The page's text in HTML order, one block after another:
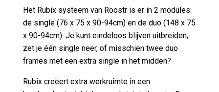
de single (76 x 75 x 90-94cm) en de duo (148 x 75
x 90-94cm). Je kunt eindeloos blijven uitbreiden,
zet je één single neer, of misschien twee duo
frames met een extra single in het midden?
handomdraai, stabiel en op de juiste hoogte. De